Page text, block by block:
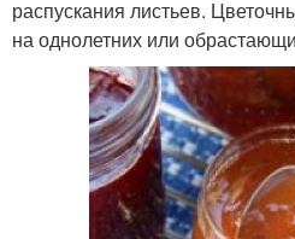
распускания листьев.
на однолетних или